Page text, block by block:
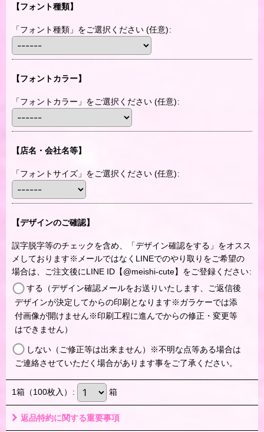
【フォント種類】
「フォント種類」をご選択ください (任意):
【フォントカラー】
「フォントカラー」をご選択ください (任意):
【店名・会社名等】
「フォントサイズ」をご選択ください (任意):
【デザインのご確認】
誤字脱字等のチェックを含め、「デザイン確認をする」をオスス
メしております※メールではなくLINEでのやり取りをご希望の
場合は、ご注文後にLINE ID【@meishi-cute】をご登録ください:
する（デザイン確認メールをお送りいたします、ご返信後
デザインが決定してからの印刷となります※ガラケーでは添
付画像が開けません※印刷工程に進んでからの修正・変更等
はできません）
しない（ご修正等は出来ません）※不明な点等ある場合は
ご連絡させていただく場合があります事をご了承ください。
1箱（100枚入） : 箱
返品特約に関する重要事項